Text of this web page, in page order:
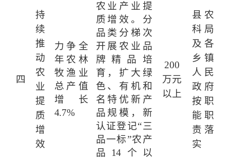
四
持
续
推
动
农
业
提
质
增
效
力争全
年农林
牧渔业
总产值
增长
4.7%
农业产业提
质增效。分
品类分梯次
开展农业品
牌精品培
育，扩大绿
色、有机和
名特优新产
品规模，新
认证登记“三
品一标”农产
品 14 个以
200
万元
以上
县农
科局
及各
乡镇
人民
政府
按职
能职
责落
实